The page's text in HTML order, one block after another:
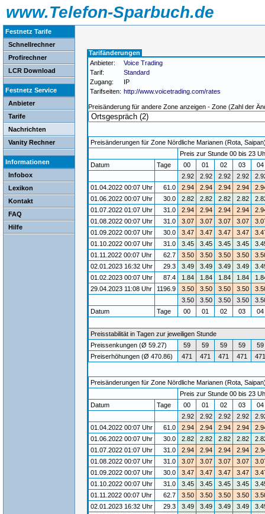
www.Telefon-Sparbuch.de
Festnetz Tarife
Schnellrechner
Profirechner
LCR Download
Festnetz Service
Anbieter
Tarife
Nachrichten
Vanity Rechner
Informationen
Infobox
Lexikon
Kontakt
FAQ
Hilfe
Tarifänderungen
Anbieter:
Voice Trading
Tarif:
Standard
Zugang:
IP
Tarifseiten: http://www.voicetrading.com/rates
Preisänderung für andere Zone anzeigen - Zone (Zahl der
Preisänderungen für Zone Nördliche Marianen (Rota,
Preis zur Stunde 00 bis 23
Datum
Tage 00 01 02 03
2.92
2.92 2.92 2.92
01.04.2022 00:07 Uhr
61.0 2.94 2.94 2.94 2.94
01.06.2022 00:07 Uhr
30.0 2.82 2.82 2.82 2.82
01.07.2022 01:07 Uhr
31.0 2.94 2.94 2.94 2.94
01.08.2022 00:07 Uhr
31.0 3.07 3.07 3.07 3.07
01.09.2022 00:07 Uhr
30.0 3.47 3.47 3.47 3.47
01.10.2022 00:07 Uhr
31.0 3.45 3.45 3.45 3.45
01.11.2022 00:07 Uhr
62.7 3.50 3.50 3.50 3.50
02.01.2023 16:32 Uhr
29.3 3.49 3.49 3.49 3.49
01.02.2023 00:07 Uhr
87.4 1.84 1.84 1.84 1.84
29.04.2023 11:08 Uhr
1196.9 3.50 3.50 3.50 3.50
3.50
3.50 3.50 3.50
Datum
Tage 00 01 02 03 04
Preisstabilität in Tagen zur jeweiligen Stunde
Preissenkungen (Ø 59.27)
59 59 59 59
59
Preiserhöhungen (Ø 470.86)
471 471 471 471 471
Preisänderungen für Zone Nördliche Marianen (Rota,
Preis zur Stunde 00 bis 23
Datum
Tage 00 01 02 03
2.92
2.92 2.92 2.92
01.04.2022 00:07 Uhr
61.0 2.94 2.94 2.94 2.94
01.06.2022 00:07 Uhr
30.0 2.82 2.82 2.82 2.82
01.07.2022 01:07 Uhr
31.0 2.94 2.94 2.94 2.94
01.08.2022 00:07 Uhr
31.0 3.07 3.07 3.07 3.07
01.09.2022 00:07 Uhr
30.0 3.47 3.47 3.47 3.47
01.10.2022 00:07 Uhr
31.0 3.45 3.45 3.45 3.45
01.11.2022 00:07 Uhr
62.7 3.50 3.50 3.50 3.50
02.01.2023 16:32 Uhr
29.3 3.49 3.49 3.49 3.49